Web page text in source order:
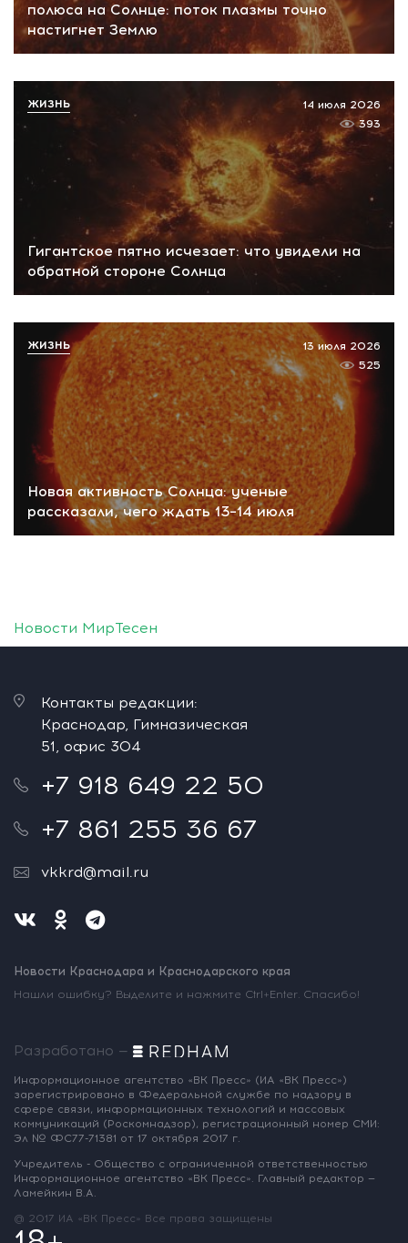
полюса на Солнце: поток плазмы точно
настигнет Землю
Гигантское пятно исчезает: что увидели на
обратной стороне Солнца
14 июля 2026
393
ЖИЗНЬ
Новая активность Солнца: ученые
рассказали, чего ждать 13–14 июля
13 июля 2026
525
ЖИЗНЬ
Новости МирТесен
Контакты редакции:
Краснодар, Гимназическая
51, офис 304
+7 918 649 22 50
+7 861 255 36 67
vkkrd@mail.ru
Новости Краснодара и Краснодарского края
Нашли ошибку? Выделите и нажмите Ctrl+Enter. Спасибо!
Разработано —
Информационное агентство «ВК Пресс» (ИА «ВК Пресс»)
зарегистрировано в Федеральной службе по надзору в
сфере связи, информационных технологий и массовых
коммуникаций (Роскомнадзор), регистрационный номер СМИ:
Эл № ФС77-71381 от 17 октября 2017 г.
Учредитель - Общество с ограниченной ответственностью
Информационное агентство «ВК Пресс». Главный редактор —
Ламейкин В.А.
@ 2017 ИА «ВК Пресс» Все права защищены